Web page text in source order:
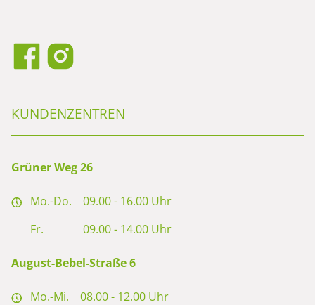
KUNDENZENTREN
Grüner Weg 26
Mo.-Do. 09.00 - 16.00 Uhr
Fr.
09.00 - 14.00 Uhr
August-Bebel-Straße 6
Mo.-Mi. 08.00 - 12.00 Uhr